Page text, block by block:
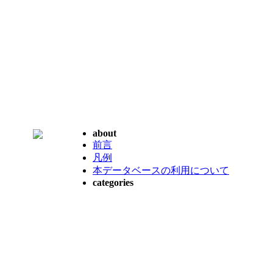
about
前言
凡例
本データベースの利用について
categories